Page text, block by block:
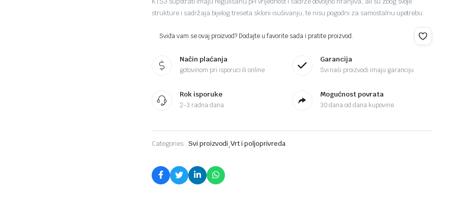
strukture i sadržaja bijelog treseta skloni isušivanju, te nisu pogodni za samostalnu upotrebu.
Sviđa vam se ovaj proizvod? Dodajte u favorite sada i pratite proizvod.
Način plaćanja
gotovinom pri isporuci ili online
Garancija
Svi naši proizvodi imaju garanciju
Rok isporuke
2-3 radna dana
Mogućnost povrata
30 dana od dana kupovine
Categories: Svi proizvodi,Vrt i poljoprivreda